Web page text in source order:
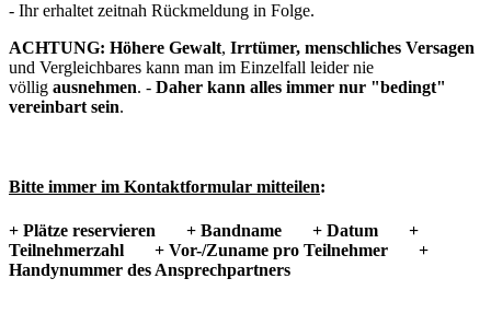
- Ihr erhaltet zeitnah Rückmeldung in Folge.
ACHTUNG: Höhere Gewalt, Irrtümer, menschliches Versagen
und Vergleichbares kann man im Einzelfall leider nie
völlig ausnehmen. - Daher kann alles immer nur "bedingt"
vereinbart sein.
Bitte immer im Kontaktformular mitteilen:
+ Plätze reservieren + Bandname + Datum +
Teilnehmerzahl + Vor-/Zuname pro Teilnehmer +
Handynummer des Ansprechpartners